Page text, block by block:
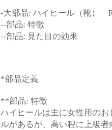
-大部品: ハイヒール（靴）
--部品: 特徴
--部品: 見た目の効果
*部品定義
**部品: 特徴
ハイヒールは主に女性用の
ルがあるが、高い程に上級